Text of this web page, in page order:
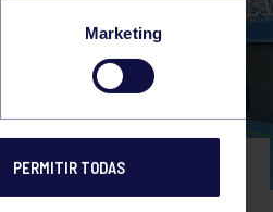
Marketing
PERMITIR TODAS
13 May 2024
DE GRADOS DE LA
ASTURIANA